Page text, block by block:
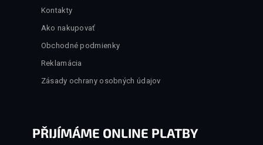
Kontakty
Ako nakupovať
Obchodné podmienky
Reklamácia
Zásady ochrany osobných údajov
PŘIJÍMÁME ONLINE PLATBY